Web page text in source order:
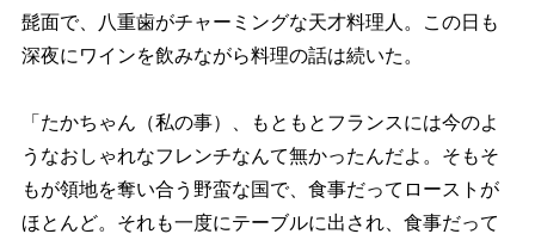
髭面で、八重歯がチャーミングな天才料理人。この日も
深夜にワインを飲みながら料理の話は続いた。
「たかちゃん（私の事）、もともとフランスには今のよ
うなおしゃれなフレンチなんて無かったんだよ。そもそ
もが領地を奪い合う野蛮な国で、食事だってローストが
ほとんど。それも一度にテーブルに出され、食事だって